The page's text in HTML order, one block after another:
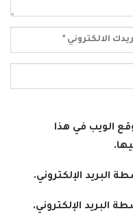
الويب في هذا
البريد الإلكتروني.
البريد الإلكتروني.